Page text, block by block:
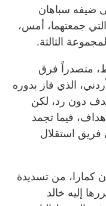
تغلب على ضيفه سباهان
المباراة التي جمعتهما، أمس،
الثالثة.
متصدراً فرق
الذي فاز بدوره
دون رد، لكن
فيما تجمد
فريق استقلال
كمارا، من تسديدة
إليه خالد